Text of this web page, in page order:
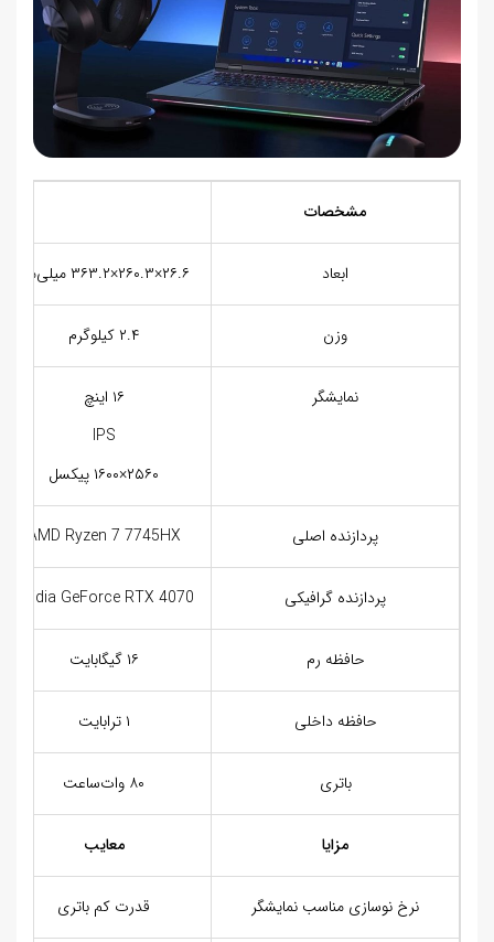
مشخصات
ابعاد ۲۶.۶×۲۶۰.۳×۳۶۳.۲ میلی‌متر
وزن ۲.۴ کیلوگرم
نمایشگر
۱۶ اینچ
IPS
۲۵۶۰×۱۶۰۰ پیکسل
پردازنده اصلی AMD Ryzen 7 7745HX
پردازنده گرافیکی Nvidia GeForce RTX 4070
حافظه رم ۱۶ گیگابایت
حافظه داخلی ۱ ترابایت
باتری ۸۰ وات‌ساعت
مزایا معایب
نرخ نوسازی مناسب نمایشگر قدرت کم باتری